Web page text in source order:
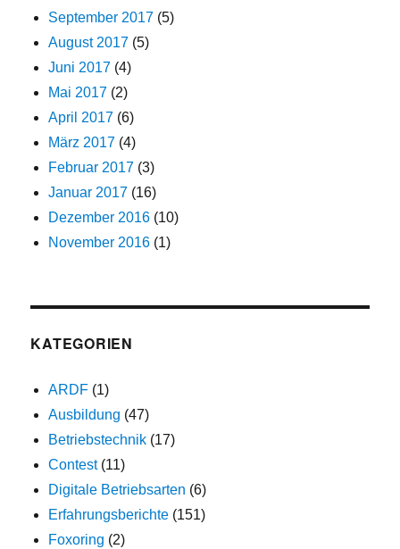
September 2017 (5)
August 2017 (5)
Juni 2017 (4)
Mai 2017 (2)
April 2017 (6)
März 2017 (4)
Februar 2017 (3)
Januar 2017 (16)
Dezember 2016 (10)
November 2016 (1)
KATEGORIEN
ARDF (1)
Ausbildung (47)
Betriebstechnik (17)
Contest(11)
Digitale Betriebsarten (6)
Erfahrungsberichte (151)
Foxoring (2)